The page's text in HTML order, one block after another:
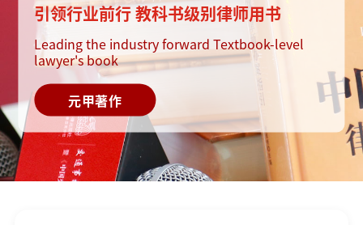
引领行业前行 教科书级别律师用书
Leading the industry forward Textbook-level
lawyer's book
元甲著作